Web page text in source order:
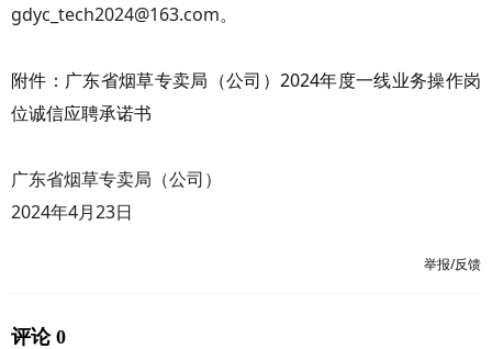
gdyc_tech2024@163.com。
附件：广东省烟草专卖局（公司）2024年度一线业务操作岗
位诚信应聘承诺书
广东省烟草专卖局（公司）
2024年4月23日
举报/反馈
评论 0